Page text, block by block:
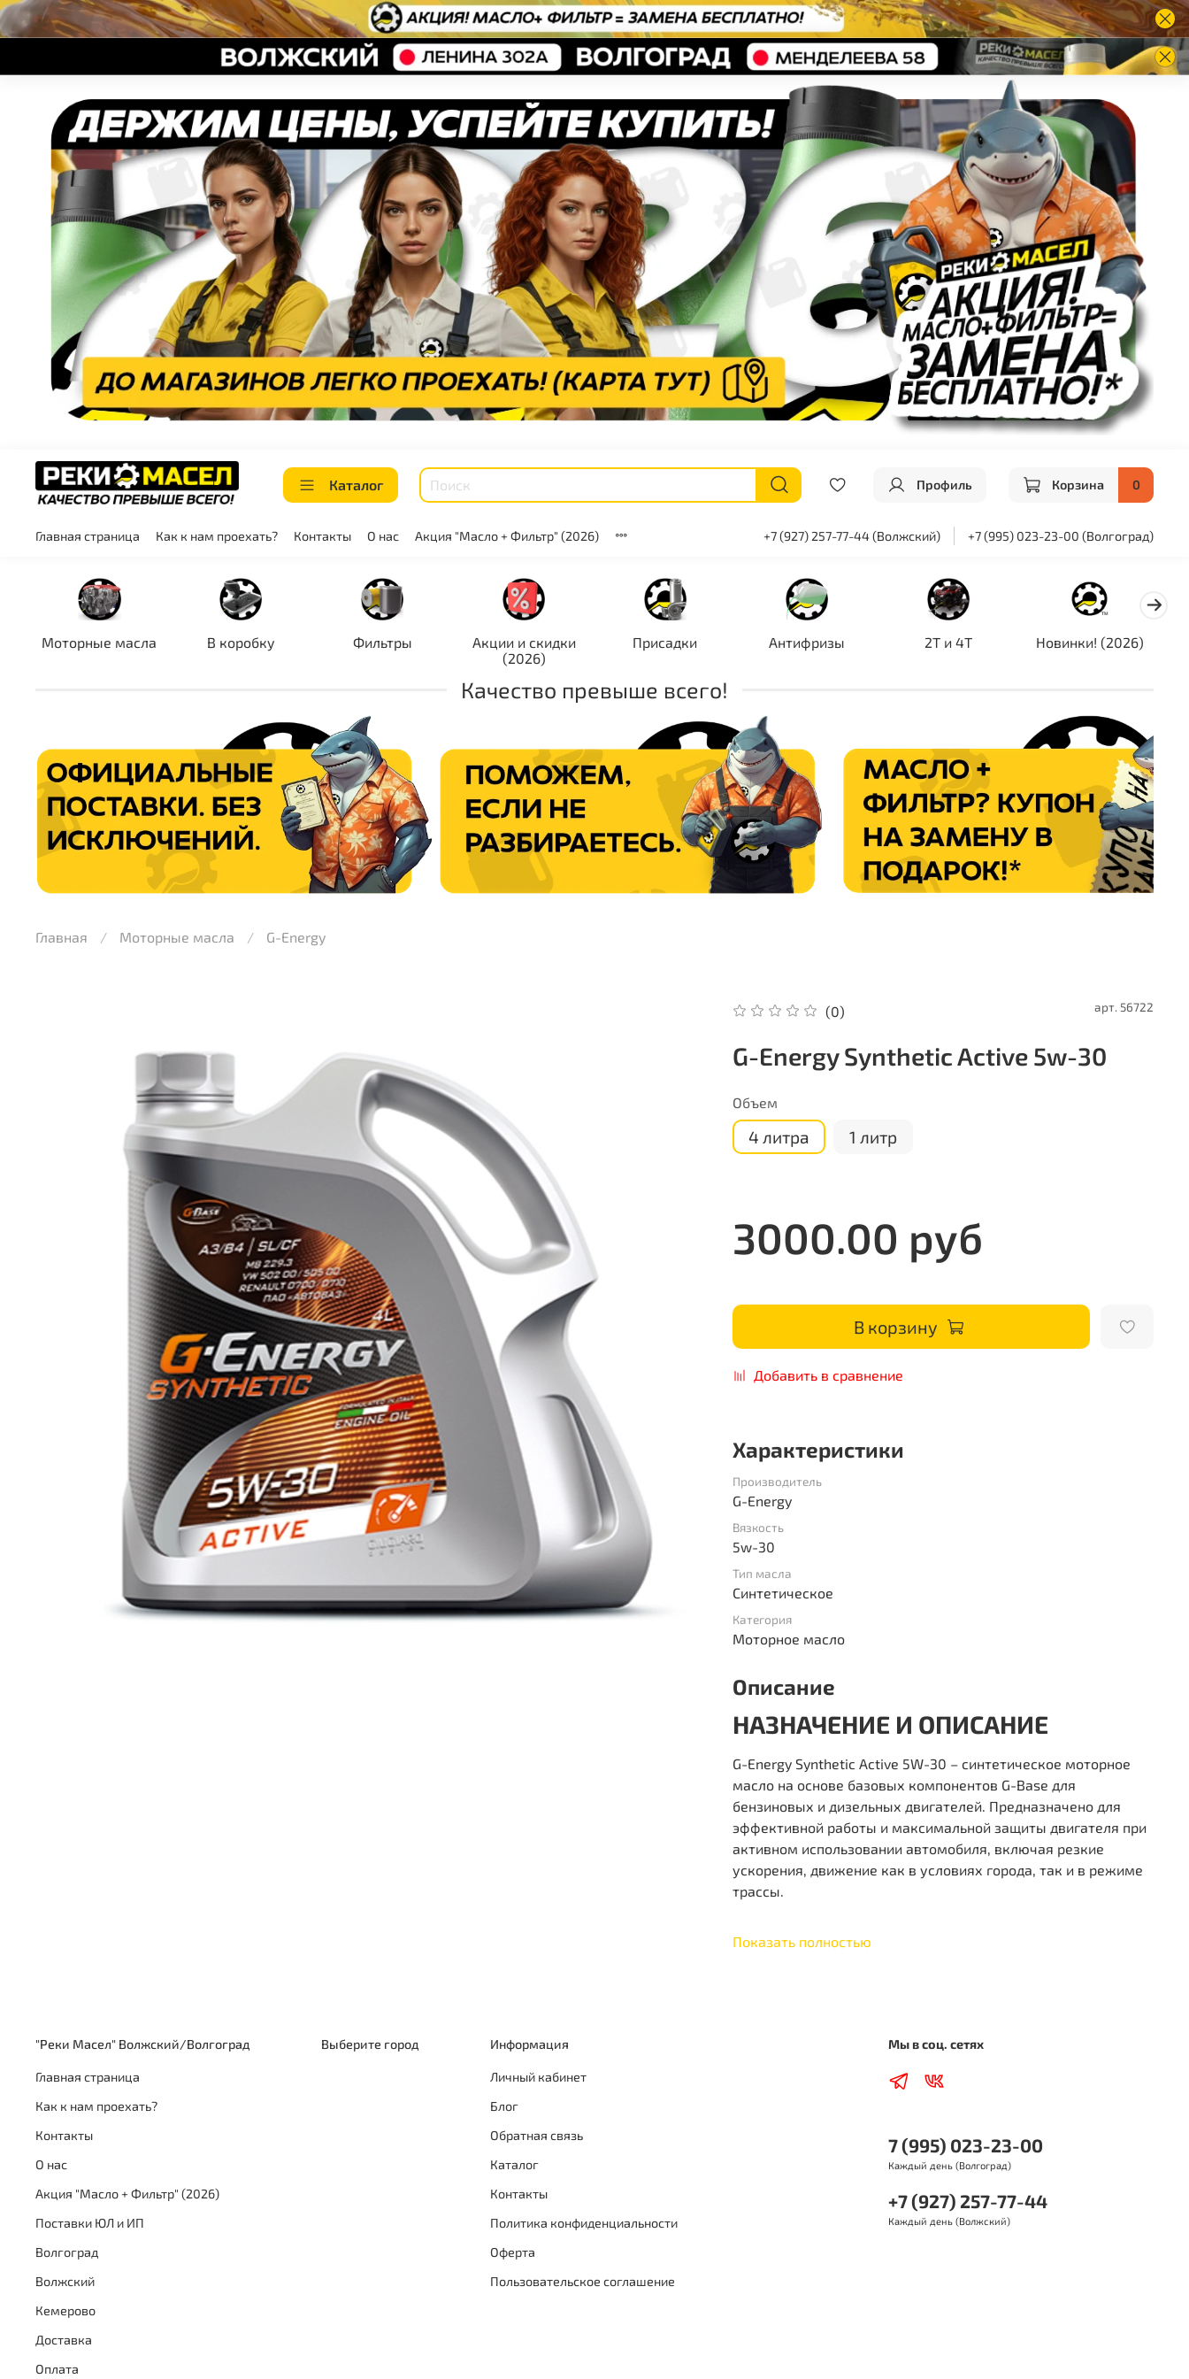
Каталог Профиль Корзина 0
Главная страница Как к нам проехать? Контакты О нас Акция "Масло + Фильтр" (2026) +7 (927) 257-77-44 (Волжский) +7 (995) 023-23-00 (Волгоград)
Моторные масла В коробку Фильтры
Акции и скидки
(2026)
Присадки Антифризы 2T и 4T Новинки! (2026)
Качество превыше всего!
Главная Моторные масла G-Energy
(0) арт. 56722
G-Energy Synthetic Active 5w-30
Объем
4 литра 1 литр
3000.00 руб
В корзину
Добавить в сравнение
Характеристики
Производитель
G-Energy
Вязкость
5w-30
Тип масла
Синтетическое
Категория
Моторное масло
Описание
НАЗНАЧЕНИЕ И ОПИСАНИЕ
G-Energy Synthetic Active 5W-30 – синтетическое моторное
масло на основе базовых компонентов G-Base для
бензиновых и дизельных двигателей. Предназначено для
эффективной работы и максимальной защиты двигателя при
активном использовании автомобиля, включая резкие
ускорения, движение как в условиях города, так и в режиме
трассы.
Для бензиновых и дизельных двигателей (с
турбонаддувом и без) широкого парка автомобилей, где
требуется вязкость SAE 5W-30, и необходим уровень
Не рекомендуется для применения в двигателях,
оборудованных сажевыми фильтрами (DPF).
ПРЕИМУЩЕСТВА
Показать полностью
"Реки Масел" Волжский/Волгоград
Главная страница
Как к нам проехать?
Контакты
О нас
Акция "Масло + Фильтр" (2026)
Поставки ЮЛ и ИП
Волгоград
Волжский
Кемерово
Доставка
Оплата
Выберите город Информация
Личный кабинет
Блог
Обратная связь
Каталог
Контакты
Политика конфиденциальности
Оферта
Пользовательское соглашение
Мы в соц. сетях
7 (995) 023-23-00
Каждый день (Волгоград)
+7 (927) 257-77-44
Каждый день (Волжский)